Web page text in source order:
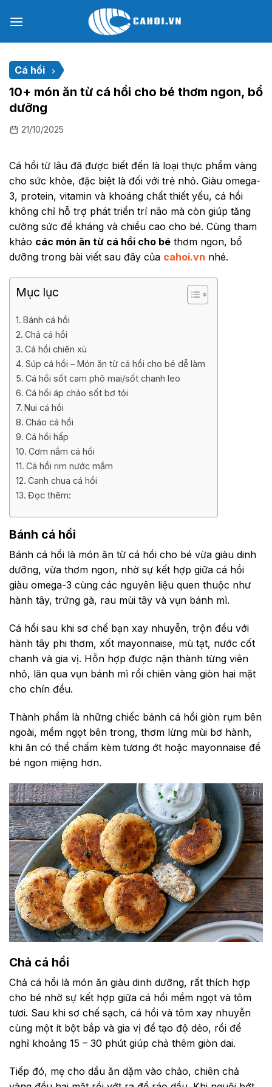
đến
Cá hồi
10+ món ăn từ cá hồi cho bé thơm ngon, bổ
dưỡng
21/10/2025
Cá hồi từ lâu đã được biết đến là loại thực phẩm vàng
cho sức khỏe, đặc biệt là đối với trẻ nhỏ. Giàu omega-
3, protein, vitamin và khoáng chất thiết yếu, cá hồi
không chỉ hỗ trợ phát triển trí não mà còn giúp tăng
cường sức đề kháng và chiều cao cho bé. Cùng tham
khảo các món ăn từ cá hồi cho bé thơm ngon, bổ
dưỡng trong bài viết sau đây của cahoi.vn nhé.
Mục lục
Bánh cá hồi
Chả cá hồi
Cá hồi chiên xù
Súp cá hồi – Món ăn từ cá hồi cho bé dễ làm
Cá hồi sốt cam phô mai/sốt chanh leo
Cá hồi áp chảo sốt bơ tỏi
Nui cá hồi
Cháo cá hồi
Cá hồi hấp
Cơm nắm cá hồi
Cá hồi rim nước mắm
Canh chua cá hồi
Đọc thêm:
Bánh cá hồi
Bánh cá hồi là món ăn từ cá hồi cho bé vừa giàu dinh
dưỡng, vừa thơm ngon, nhờ sự kết hợp giữa cá hồi
giàu omega-3 cùng các nguyên liệu quen thuộc như
hành tây, trứng gà, rau mùi tây và vụn bánh mì.
Cá hồi sau khi sơ chế bạn xay nhuyễn, trộn đều với
hành tây phi thơm, xốt mayonnaise, mù tạt, nước cốt
chanh và gia vị. Hỗn hợp được nặn thành từng viên
nhỏ, lăn qua vụn bánh mì rồi chiên vàng giòn hai mặt
cho chín đều.
Thành phẩm là những chiếc bánh cá hồi giòn rụm bên
ngoài, mềm ngọt bên trong, thơm lừng mùi bơ hành,
khi ăn có thể chấm kèm tương ớt hoặc mayonnaise để
bé ngon miệng hơn.
Chả cá hồi
Chả cá hồi là món ăn giàu dinh dưỡng, rất thích hợp
cho bé nhờ sự kết hợp giữa cá hồi mềm ngọt và tôm
tươi. Sau khi sơ chế sạch, cá hồi và tôm xay nhuyễn
cùng một ít bột bắp và gia vị để tạo độ dẻo, rồi để
nghỉ khoảng 15 – 30 phút giúp chả thêm giòn dai.
Tiếp đó, mẹ cho dầu ăn dặm vào chảo, chiên chả